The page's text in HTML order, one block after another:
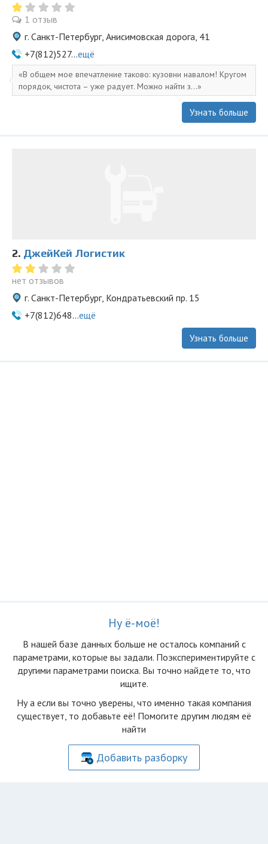
1 отзыв
г. Санкт-Петербург, Анисимовская дорога, 41
+7(812)527...ещё
В общем мое впечатление таково: кузовни навалом! Кругом
порядок, чистота – уже радует. Можно найти з...
Узнать больше
2. ДжейКей Логистик
нет отзывов
г. Санкт-Петербург, Кондратьевский пр. 15
+7(812)648...ещё
Узнать больше
Ну ё-моё!
В нашей базе данных больше не осталоcь компаний с
параметрами, которые вы задали. Поэкспериментируйте с
другими параметрами поиска. Вы точно найдете то, что
ищите.
Ну а если вы точно уверены, что именно такая компания
существует, то добавьте её! Помогите другим людям её
найти
Добавить разборку